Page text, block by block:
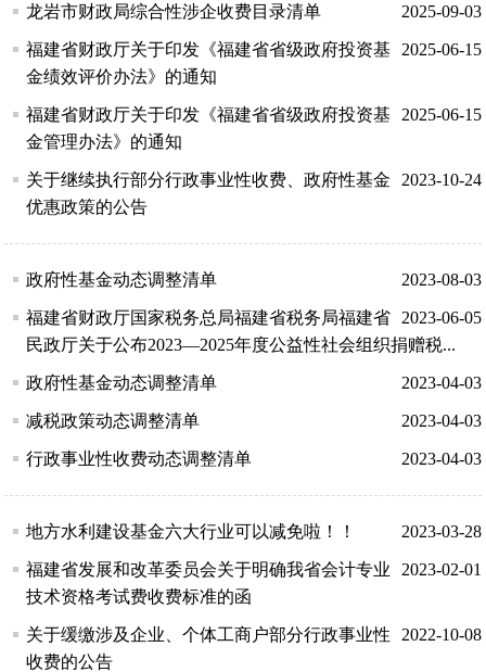
2025-09-03
龙岩市财政局综合性涉企收费目录清单
2025-06-15
福建省财政厅关于印发《福建省省级政府投资基
金绩效评价办法》的通知
2025-06-15
福建省财政厅关于印发《福建省省级政府投资基
金管理办法》的通知
2023-10-24
关于继续执行部分行政事业性收费、政府性基金
优惠政策的公告
2023-08-03
政府性基金动态调整清单
2023-06-05
福建省财政厅国家税务总局福建省税务局福建省
民政厅关于公布2023—2025年度公益性社会组织捐赠税...
2023-04-03
政府性基金动态调整清单
2023-04-03
减税政策动态调整清单
2023-04-03
行政事业性收费动态调整清单
2023-03-28
地方水利建设基金六大行业可以减免啦！！
2023-02-01
福建省发展和改革委员会关于明确我省会计专业
技术资格考试费收费标准的函
2022-10-08
关于缓缴涉及企业、个体工商户部分行政事业性
收费的公告